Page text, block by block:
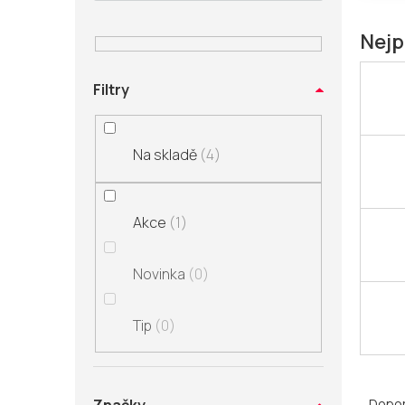
Filtry
Na skladě 4
Akce 1
Novinka 0
Tip 0